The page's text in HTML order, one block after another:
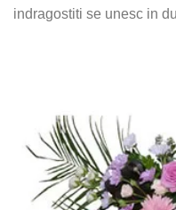
indragostiti se unesc in